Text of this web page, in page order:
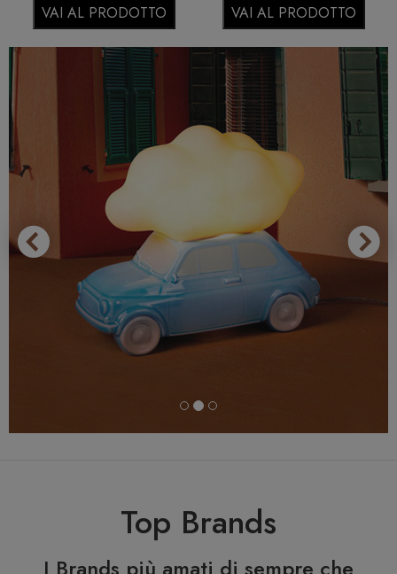
VAI AL PRODOTTO VAI AL PRODOTTO
Previous
Top Brands